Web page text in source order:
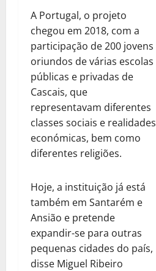
A Portugal, o projeto
chegou em 2018, com a
participação de 200 jovens
oriundos de várias escolas
públicas e privadas de
Cascais, que
representavam diferentes
classes sociais e realidades
económicas, bem como
diferentes religiões.
Hoje, a instituição já está
também em Santarém e
Ansião e pretende
expandir-se para outras
pequenas cidades do país,
disse Miguel Ribeiro